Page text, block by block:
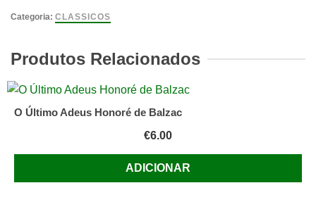
Jornal
Livro
Machado
Assis
Edição
Categoria: CLASSICOS
Produtos Relacionados
O Último Adeus Honoré de Balzac
€6.00
ADICIONAR